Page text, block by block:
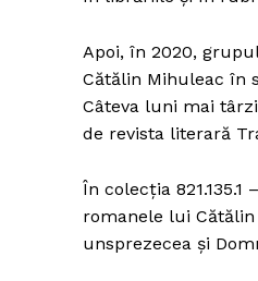
Apoi, în 2020,
Cătălin Mihuleac în
Câteva luni mai
de revista literară
În colecția
romanele lui Cătălin
unsprezecea și